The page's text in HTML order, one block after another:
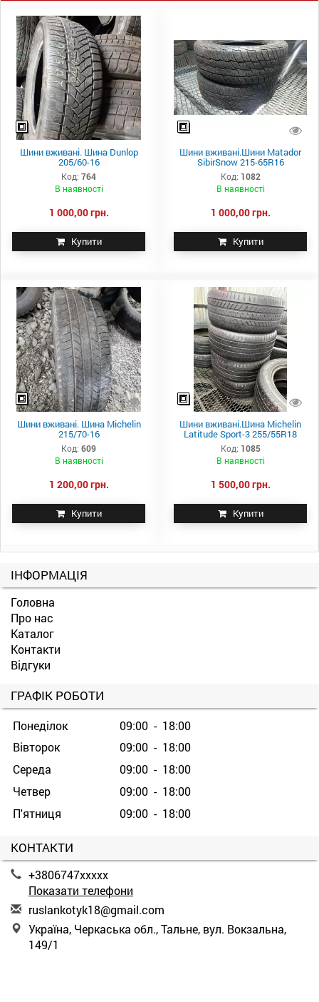
Шини вживані. Шина Dunlop
205/60-16
Код: 764
В наявності
1 000,00 грн.
Купити
Шини вживані.Шини Matador
SibirSnow 215-65R16
Код: 1082
В наявності
1 000,00 грн.
Купити
Шини вживані. Шина Michelin
215/70-16
Код: 609
В наявності
1 200,00 грн.
Купити
Шини вживані.Шина Michelin
Latitude Sport-3 255/55R18
Код: 1085
В наявності
1 500,00 грн.
Купити
ІНФОРМАЦІЯ
Головна
Про нас
Каталог
Контакти
Відгуки
ГРАФІК РОБОТИ
Понеділок
09:00 - 18:00
Вівторок
09:00 - 18:00
Середа
09:00 - 18:00
Четвер
09:00 - 18:00
П'ятниця
09:00 - 18:00
КОНТАКТИ
+3806747xxxxx
Показати телефони
ruslankotyk18@gmail.com
Україна, Черкаська обл., Тальне, вул. Вокзальна,
149/1